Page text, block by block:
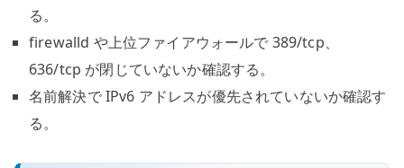
る。
firewalld や上位ファイアウォールで 389/tcp、
636/tcp が閉じていないか確認する。
名前解決で IPv6 アドレスが優先されていないか確認す
る。